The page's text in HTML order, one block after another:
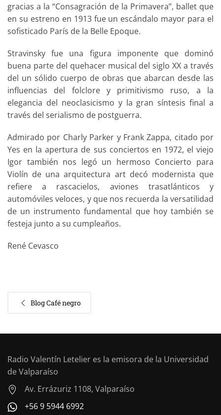
gracias a la “Consagración de la Primavera”, ballet que
en su estreno en 1913 fue un escándalo mayor para el
sofisticado París de la Belle Epoque.
Stravinsky fue una figura imponente que dominó
buena parte del quehacer musical del siglo XX a través
del un sólido cuerpo de obras que abarcan desde las
influencias del folclore y primitivismo ruso, a la
elegancia del neoclasicismo y la gran síntesis final a
través del serialismo de postguerra.
Admirado por Charly Parker y Frank Zappa, citado por
Yes en la apertura de sus conciertos en 1972, el viejo
Igor también nos legó un hermoso Concierto para
Violín de una arquitectura art decó modernista que
refiere a rascacielos, aviones trasatlánticos y
automóviles veloces, y que nos recuerda la versatilidad
de un instrumento fundamental que hoy también se
festeja junto a su cumpleaños.
René Cevasco
Blog Café negro
Radio Valentín Letelier es la emisora de la Universidad
de Valparaíso
Av. Errázuriz 1108, Valparaíso
+56 9 5944 6992